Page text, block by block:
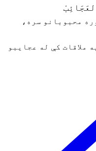
محبوبانو سره،
ملاقات کې له عجایبو